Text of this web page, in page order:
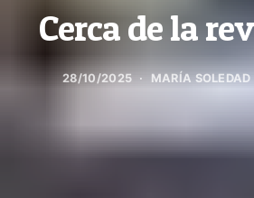
Cerca de la
28/10/2025 MARÍA SOLEDAD